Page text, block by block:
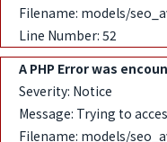
Filename: models/
Line Number: 52
A PHP Error was
Severity: Notice
Message: Trying to
Filename: models/